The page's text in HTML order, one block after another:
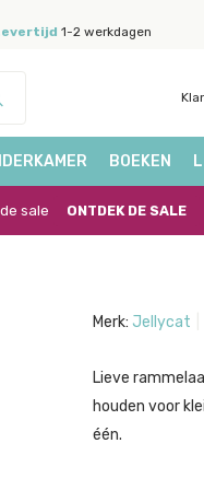
1-2 werkdagen
BOEKEN
sale ONTDEK DE SALE
Merk: Jellycat
Lieve
houden voor
één.